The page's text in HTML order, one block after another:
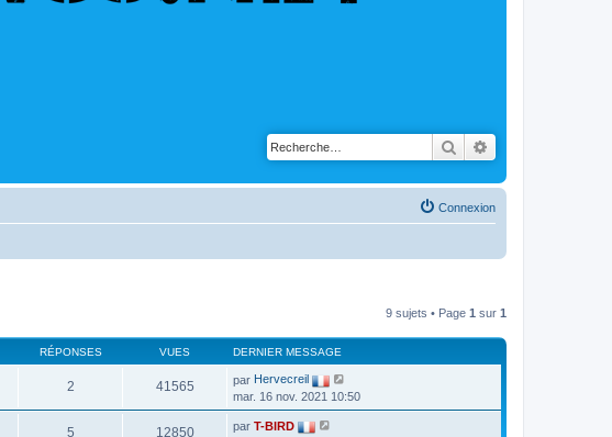
Rechercher
Connexion
9 sujets • Page 1 sur 1
RÉPONSES VUES DERNIER MESSAGE
2 41565 par Hervecreil
mar. 16 nov. 2021 10:50
5 12850 par T-BIRD